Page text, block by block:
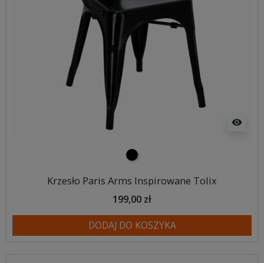
visibility
czarny
Krzesło Paris Arms Inspirowane Tolix
199,00 zł
DODAJ DO KOSZYKA